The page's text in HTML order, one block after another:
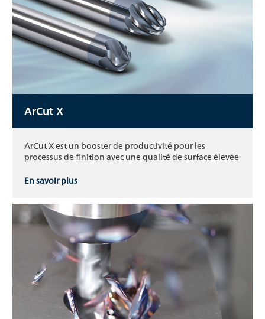
ArCut X
ArCut X est un booster de productivité pour les
processus de finition avec une qualité de surface élevée
En savoir plus